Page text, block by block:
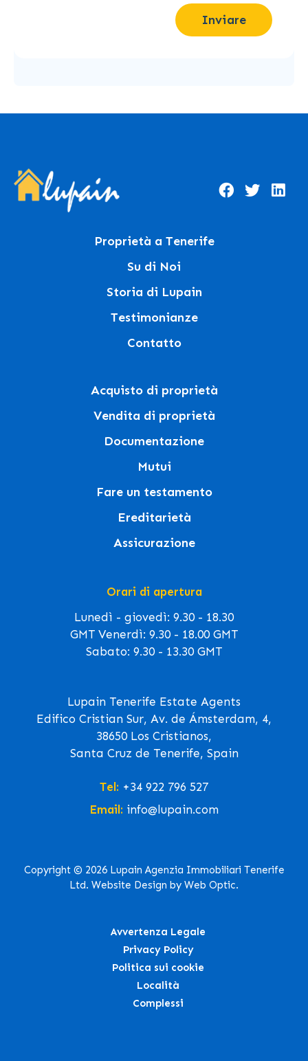
Inviare
Proprietà a Tenerife
Su di Noi
Storia di Lupain
Testimonianze
Contatto
Acquisto di proprietà
Vendita di proprietà
Documentazione
Mutui
Fare un testamento
Ereditarietà
Assicurazione
Orari di apertura
Lunedì - giovedì: 9.30 - 18.30
GMT Venerdì: 9.30 - 18.00 GMT
Sabato: 9.30 - 13.30 GMT
Lupain Tenerife Estate Agents
Edifico Cristian Sur, Av. de Ámsterdam, 4,
38650 Los Cristianos,
Santa Cruz de Tenerife, Spain
Tel: +34 922 796 527
Email: info@lupain.com
Copyright © 2026 Lupain Agenzia Immobiliari Tenerife
Ltd. Website Design by Web Optic.
Avvertenza Legale
Privacy Policy
Politica sui cookie
Località
Complessi